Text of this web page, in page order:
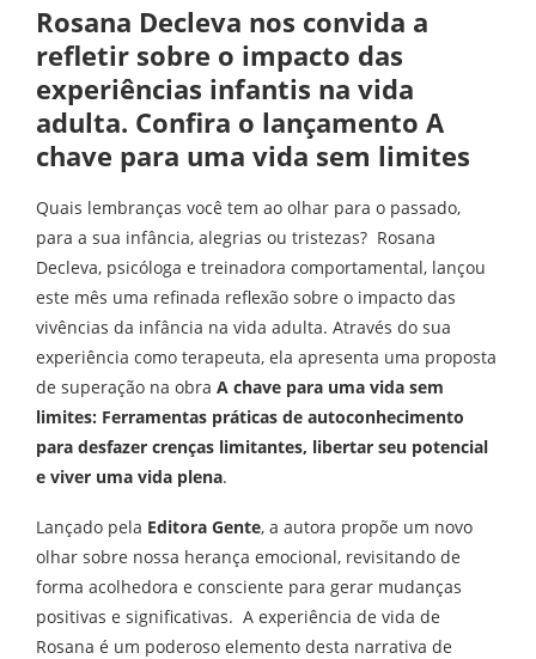
Rosana Decleva nos convida a
refletir sobre o impacto das
experiências infantis na vida
adulta. Confira o lançamento A
chave para uma vida sem limites
Quais lembranças você tem ao olhar para o passado,
para a sua infância, alegrias ou tristezas? Rosana
Decleva, psicóloga e treinadora comportamental, lançou
este mês uma refinada reflexão sobre o impacto das
vivências da infância na vida adulta. Através do sua
experiência como terapeuta, ela apresenta uma proposta
de superação na obra A chave para uma vida sem
limites: Ferramentas práticas de autoconhecimento
para desfazer crenças limitantes, libertar seu potencial
e viver uma vida plena.
Lançado pela Editora Gente, a autora propõe um novo
olhar sobre nossa herança emocional, revisitando de
forma acolhedora e consciente para gerar mudanças
positivas e significativas. A experiência de vida de
Rosana é um poderoso elemento desta narrativa de